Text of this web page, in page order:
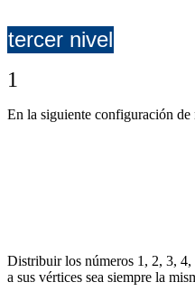
tercer nivel
1
En la siguiente configuración de
Distribuir los números 1, 2, 3, 4,
a sus vértices sea siempre la